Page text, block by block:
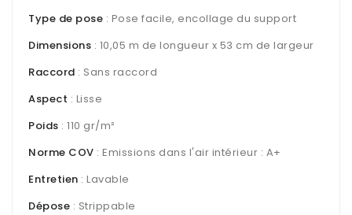
Type de pose : Pose facile, encollage du support
Dimensions : 10,05 m de longueur x 53 cm de largeur
Raccord : Sans raccord
Aspect : Lisse
Poids : 110 gr/m²
Norme COV : Emissions dans l'air intérieur : A+
Entretien : Lavable
Dépose : Strippable